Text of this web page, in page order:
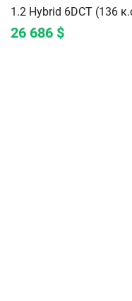
1.2 Hybrid 6DCT (136
26 686 $